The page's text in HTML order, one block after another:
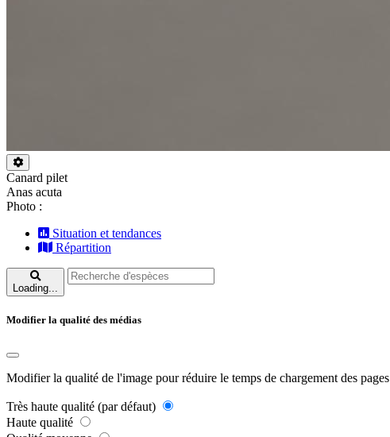
Canard pilet
Anas acuta
Photo :
Situation et tendances
Répartition
Loading...
Modifier la qualité des médias
Modifier la qualité de l'image pour réduire le temps de chargement des pages
Très haute qualité (par défaut)
Haute qualité